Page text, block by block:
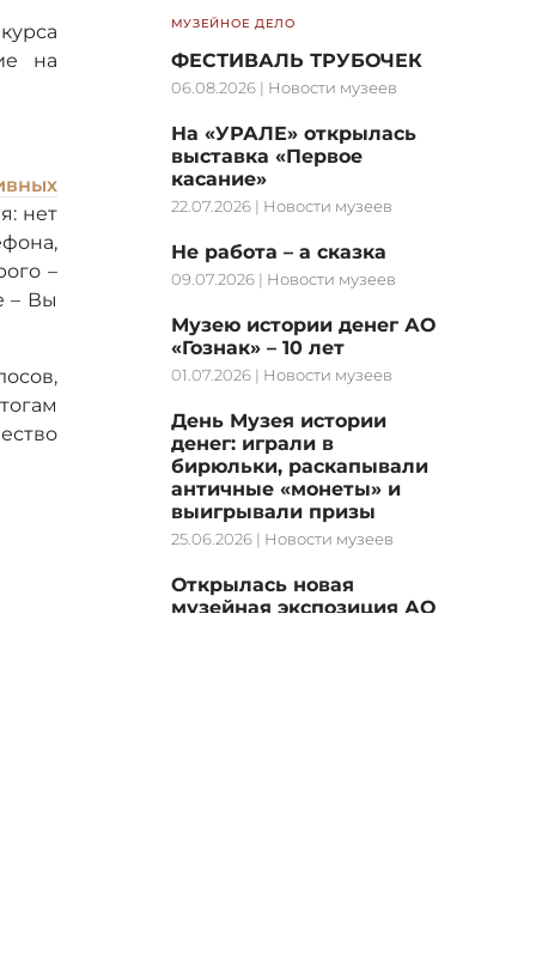
на
нет
–
– Вы
МУЗЕЙНОЕ ДЕЛО
ФЕСТИВАЛЬ ТРУБОЧЕК
06.08.2026| Новости музеев
На «УРАЛЕ» открылась
выставка «Первое
касание»
22.07.2026| Новости музеев
Не работа – а сказка
09.07.2026| Новости музеев
Музею истории денег АО
«Гознак» – 10 лет
01.07.2026| Новости музеев
День Музея истории
денег: играли в
бирюльки, раскапывали
античные «монеты» и
выигрывали призы
25.06.2026| Новости музеев
Открылась новая
музейная экспозиция АО